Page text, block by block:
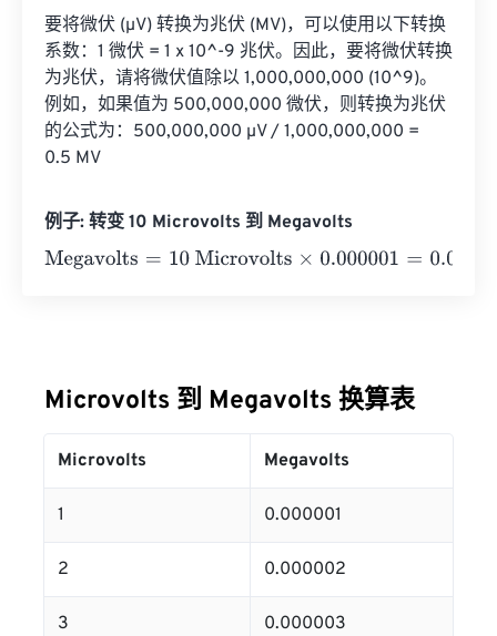
要将微伏 (µV) 转换为兆伏 (MV)，可以使用以下转换
系数：1 微伏 = 1 x 10^-9 兆伏。因此，要将微伏转换
为兆伏，请将微伏值除以 1,000,000,000 (10^9)。
例如，如果值为 500,000,000 微伏，则转换为兆伏
的公式为：500,000,000 µV / 1,000,000,000 =
0.5 MV
例子: 转变 10 Microvolts 到 Megavolts
Megavolts= 10 Microvolts×0.000001=0.00001 Megavolts
Microvolts 到 Megavolts 换算表
Microvolts Megavolts
1 0.000001
2 0.000002
3 0.000003